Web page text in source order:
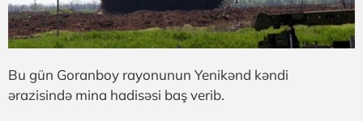
Bu gün Goranboy rayonunun Yenikənd kəndi
ərazisində mina hadisəsi baş verib.